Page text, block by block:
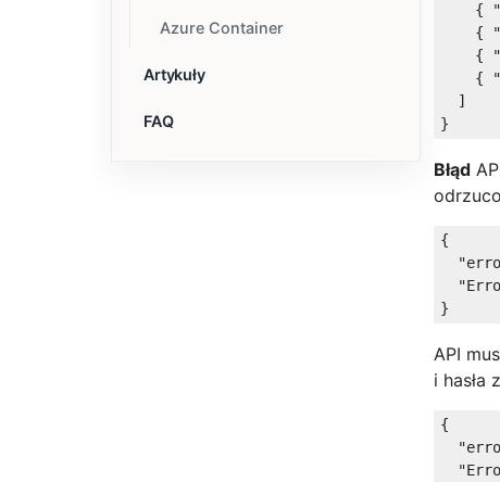
Azure Container
Artykuły
FAQ
    {
    {
    {
    {
  ]
Błąd
{
API
i hasła
{